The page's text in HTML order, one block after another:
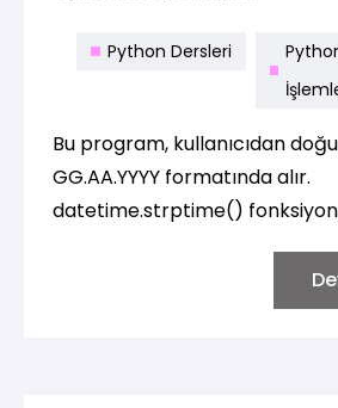
Python Dersleri
Bu program, kullanıcıdan
GG.AA.YYYY formatında alır.
datetime.strptime()
doğru formatta
kullanıcıya tekrar doğru